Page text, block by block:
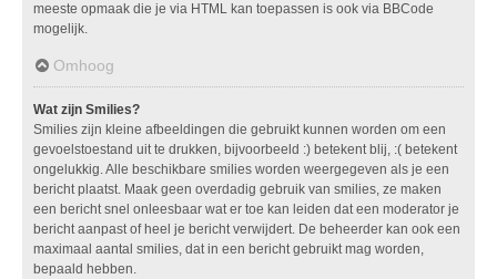
meeste opmaak die je via HTML kan toepassen is ook via BBCode
mogelijk.
Omhoog
Wat zijn Smilies?
Smilies zijn kleine afbeeldingen die gebruikt kunnen worden om een
gevoelstoestand uit te drukken, bijvoorbeeld :) betekent blij, :( betekent
ongelukkig. Alle beschikbare smilies worden weergegeven als je een
bericht plaatst. Maak geen overdadig gebruik van smilies, ze maken
een bericht snel onleesbaar wat er toe kan leiden dat een moderator je
bericht aanpast of heel je bericht verwijdert. De beheerder kan ook een
maximaal aantal smilies, dat in een bericht gebruikt mag worden,
bepaald hebben.